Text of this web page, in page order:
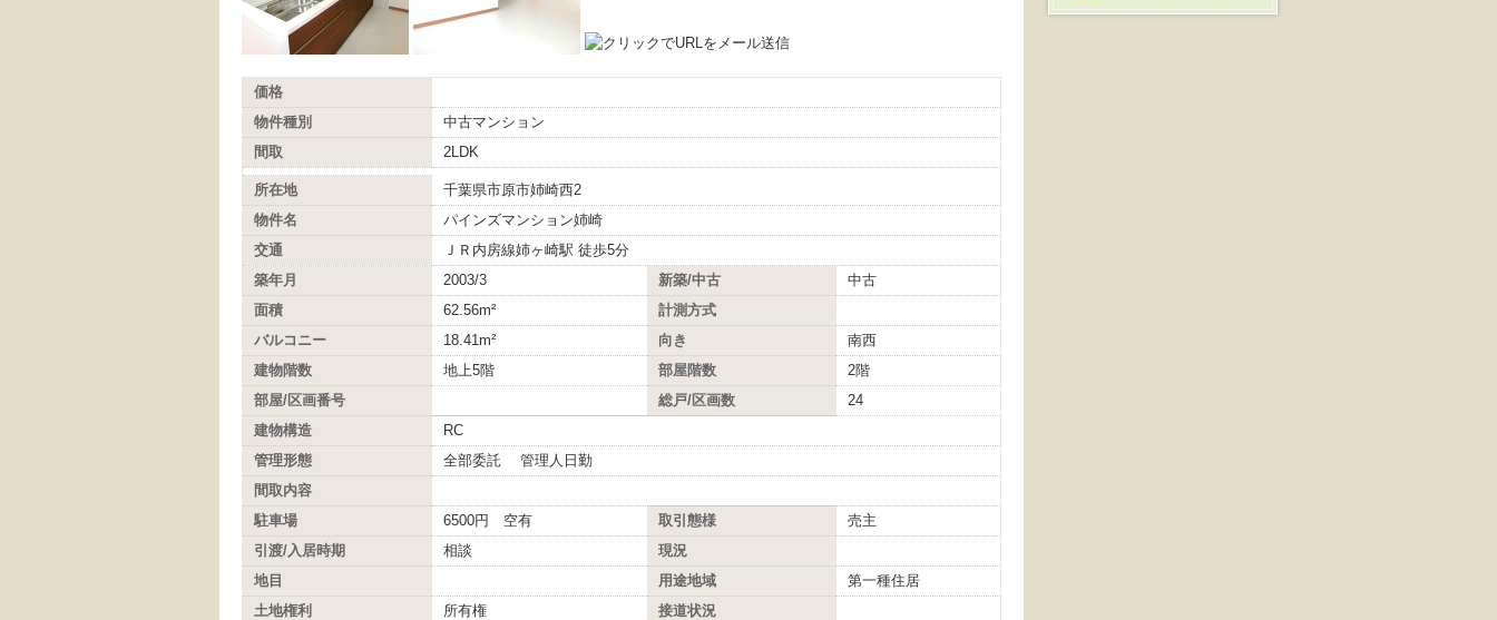
価格
物件種別
中古マンション
間取
2LDK
所在地
千葉県市原市姉崎西2
物件名
パインズマンション姉崎
交通
ＪＲ内房線姉ヶ崎駅 徒歩5分
築年月
2003/3 新築/中古
中古
面積
62.56m²
計測方式
バルコニー
18.41m² 向き
南西
建物階数
地上5階 部屋階数
2階
部屋/区画番号
総戸/区画数
24
建物構造
RC
管理形態
全部委託 管理人日勤
間取内容
駐車場
6500円 空有 取引態様
売主
引渡/入居時期
相談
現況
地目
用途地域
第一種住居
土地権利
所有権
接道状況